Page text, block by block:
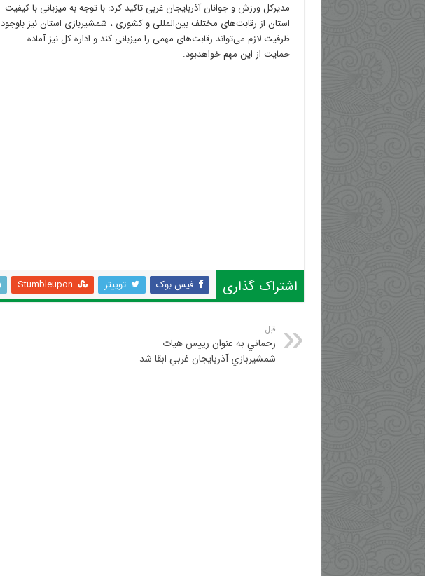
مدیرکل ورزش و جوانان آذربایجان‌ غربی تاكيد كرد: با توجه به میزبانی با کیفیت
استان از رقابت‌های مختلف بین‌المللی و کشوری ، شمشیربازی استان نیز باوجود
ظرفیت لازم می‌تواند رقابت‌های مهمی را میزبانی کند و اداره کل نیز آماده
حمایت از این مهم خواهدبود.
اشتراک گذاری فیس بوک توییتر Stumbleupon
قبل
رحماني به عنوان رييس هيات
شمشيربازي آذربايجان غربي ابقا شد